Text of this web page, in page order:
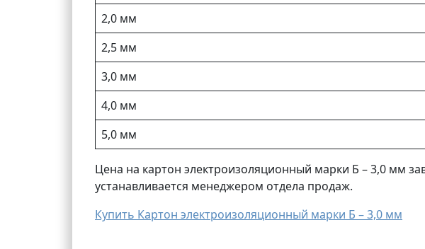
2,0 мм
2,5 мм
3,0 мм
4,0 мм
5,0 мм
Цена на картон электроизоляционный марки Б – 3,0 мм
устанавливается менеджером отдела продаж.
Купить Картон электроизоляционный марки Б – 3,0 мм